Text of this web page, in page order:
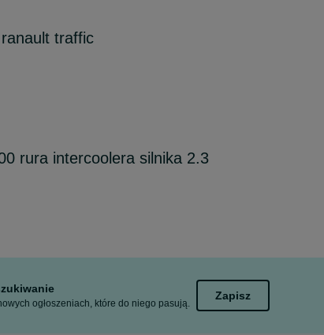
traffic
rura intercoolera silnika 2.3
ogłoszeniach, które do niego pasują.
Zapisz